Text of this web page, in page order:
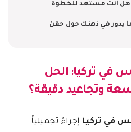
هل أنت مستعد للخطوة
يدور في ذهنك حول حقن
في تركيا: الحل
وتجاعيد دقيقة؟
في تركيا إجراءً تجميلياً